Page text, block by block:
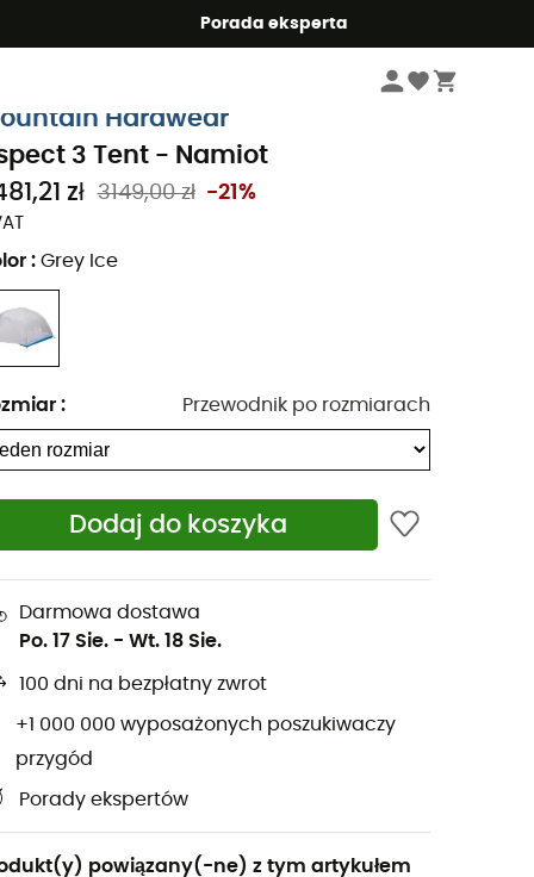
Porada eksperta
Hardwear
3 Tent - Namiot
zł 3149,00 zł -21%
: Grey Ice
: Przewodnik po rozmiarach
Dodaj do koszyka
Darmowa dostawa
Po. 17 Sie. - Wt. 18 Sie.
100 dni na bezpłatny zwrot
+1 000 000 wyposażonych poszukiwaczy
przygód
Porady ekspertów
powiązany(-ne) z tym artykułem